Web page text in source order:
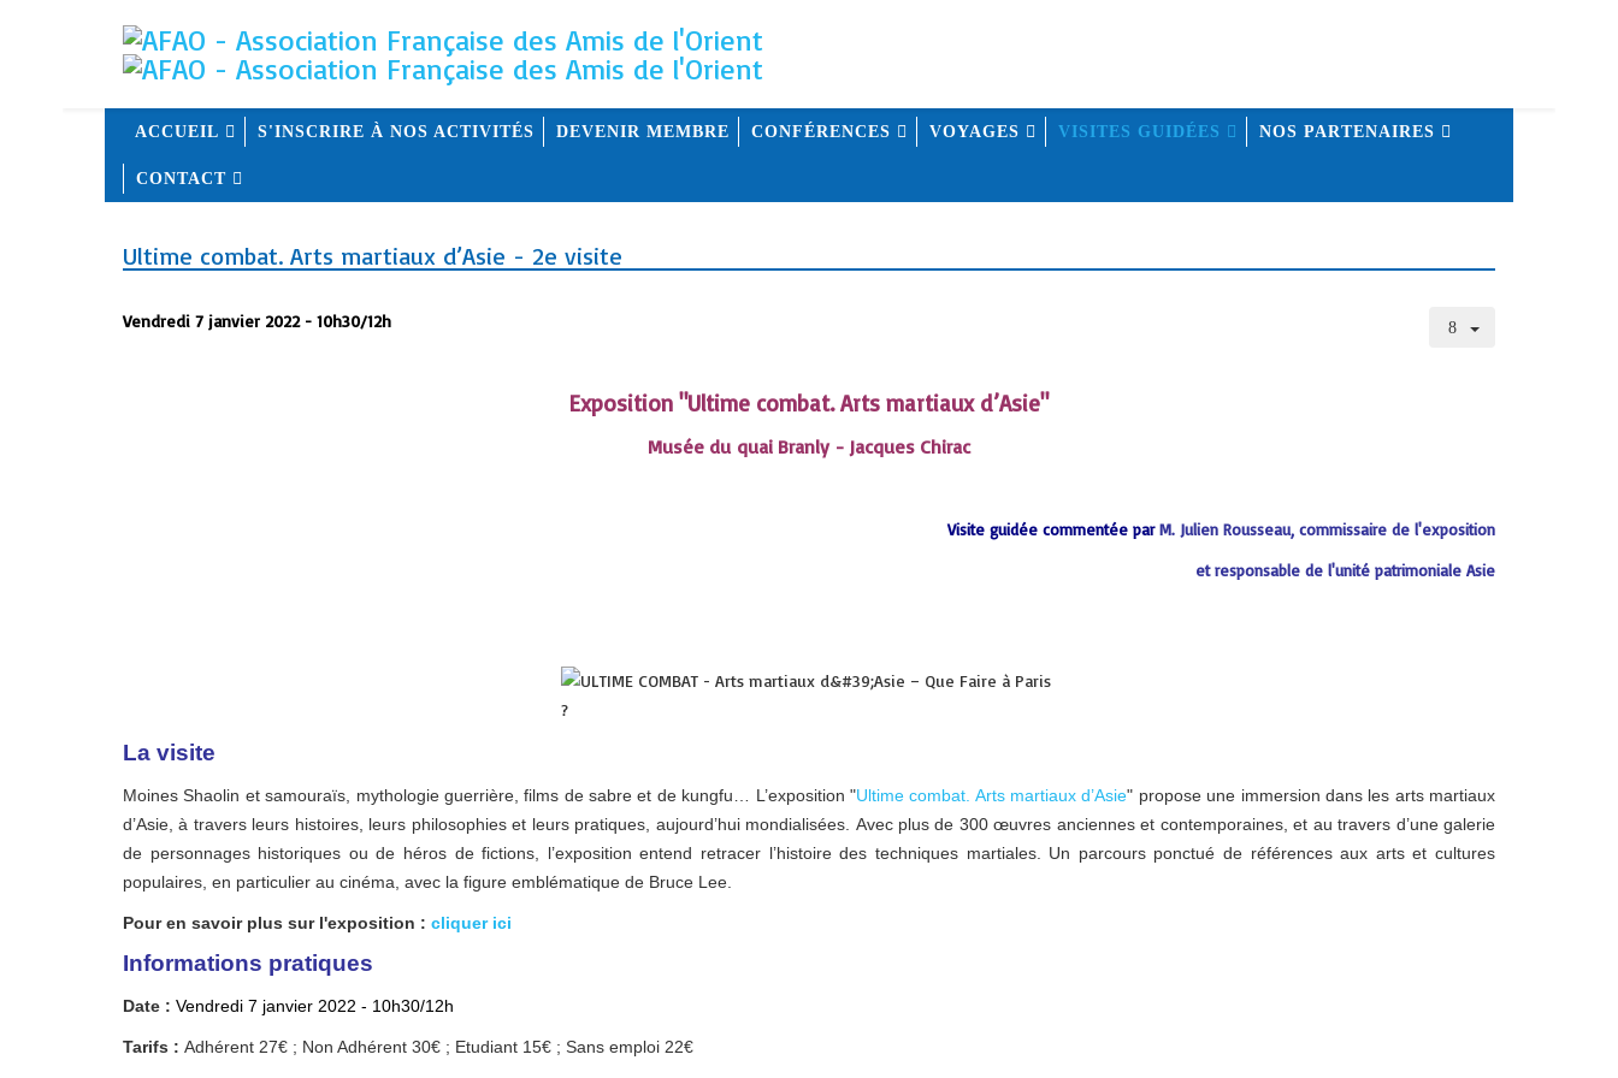
ACCUEIL S'INSCRIRE À NOS ACTIVITÉS DEVENIR MEMBRE CONFÉRENCES VOYAGES VISITES GUIDÉES NOS PARTENAIRES
CONTACT
Ultime combat. Arts martiaux d’Asie - 2e visite
Vendredi 7 janvier 2022 - 10h30/12h
Exposition "Ultime combat. Arts martiaux d’Asie"
Musée du quai Branly - Jacques Chirac
Visite guidée commentée par M. Julien Rousseau, commissaire de l'exposition
et responsable de l'unité patrimoniale Asie
La visite
Moines Shaolin et samouraïs, mythologie guerrière, films de sabre et de kungfu… L’exposition "Ultime combat. Arts martiaux d’Asie" propose une immersion dans les arts martiaux
d’Asie, à travers leurs histoires, leurs philosophies et leurs pratiques, aujourd’hui mondialisées. Avec plus de 300 œuvres anciennes et contemporaines, et au travers d’une galerie
de personnages historiques ou de héros de fictions, l’exposition entend retracer l’histoire des techniques martiales. Un parcours ponctué de références aux arts et cultures
populaires, en particulier au cinéma, avec la figure emblématique de Bruce Lee.
Pour en savoir plus sur l'exposition : cliquer ici
Informations pratiques
Date : Vendredi 7 janvier 2022 - 10h30/12h
Tarifs : Adhérent 27€ ; Non Adhérent 30€ ; Etudiant 15€ ; Sans emploi 22€